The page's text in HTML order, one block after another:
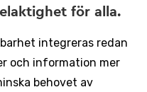
för alla.
integreras redan
och information mer
behovet av